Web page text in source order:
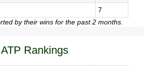
7
by their wins for the past 2 months.
ATP Rankings